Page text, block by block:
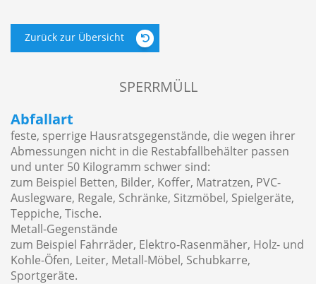
Zurück zur Übersicht
SPERRMÜLL
Abfallart
feste, sperrige Hausratsgegenstände, die wegen ihrer
Abmessungen nicht in die Restabfallbehälter passen
und unter 50 Kilogramm schwer sind:
zum Beispiel Betten, Bilder, Koffer, Matratzen, PVC-
Auslegware, Regale, Schränke, Sitzmöbel, Spielgeräte,
Teppiche, Tische.
Metall-Gegenstände
zum Beispiel Fahrräder, Elektro-Rasenmäher, Holz- und
Kohle-Öfen, Leiter, Metall-Möbel, Schubkarre,
Sportgeräte.